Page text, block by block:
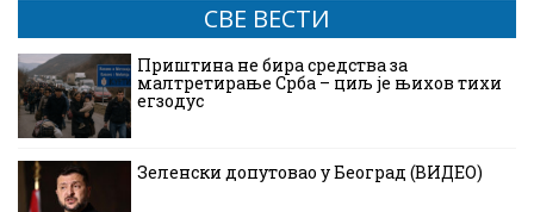
СВЕ ВЕСТИ
Приштина не бира средства за
малтретирање Срба – циљ је њихов тихи
егзодус
Зеленски допутовао у Београд (ВИДЕО)